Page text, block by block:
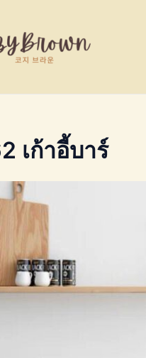
เก้าอี้บาร์